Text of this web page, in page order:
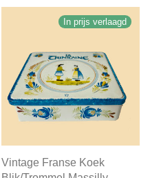
In prijs verlaagd
Vintage Franse Koek